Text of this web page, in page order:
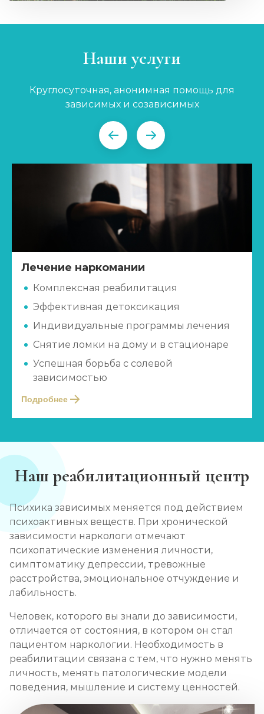
Наши услуги
Круглосуточная, анонимная помощь для
зависимых и созависимых
Лечение наркомании
Комплексная реабилитация
Эффективная детоксикация
Индивидуальные программы лечения
Снятие ломки на дому и в стационаре
Успешная борьба с солевой
зависимостью
Подробнее
Наш реабилитационный центр
Психика зависимых меняется под действием
психоактивных веществ. При хронической
зависимости наркологи отмечают
психопатические изменения личности,
симптоматику депрессии, тревожные
расстройства, эмоциональное отчуждение и
лабильность.
Человек, которого вы знали до зависимости,
отличается от состояния, в котором он стал
пациентом наркологии. Необходимость в
реабилитации связана с тем, что нужно менять
личность, менять патологические модели
поведения, мышление и систему ценностей.